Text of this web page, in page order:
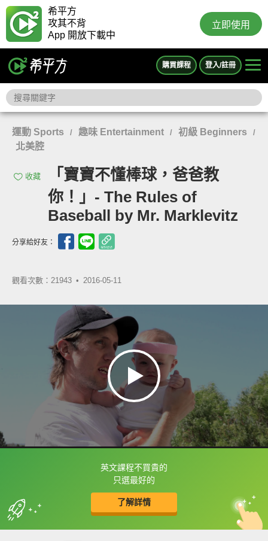
希平方
攻其不背
App 開放下載中
立即使用
購買課程 登入/註冊
運動 Sports / 趣味 Entertainment / 初級 Beginners /
北美腔
收藏
「寶寶不懂棒球，爸爸教
你！」- The Rules of
Baseball by Mr. Marklevitz
分享給好友：
觀看次數：21943 • 2016-05-11
英文課程不買貴的
只選最好的
了解詳情
框選或點兩下字幕可以直接查字典喔！
收錄佳句 中
英